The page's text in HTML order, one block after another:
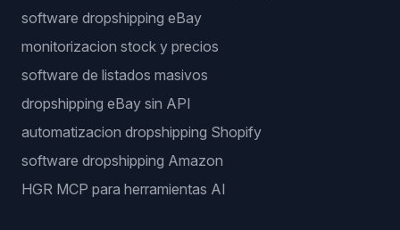
software dropshipping eBay
monitorizacion stock y precios
software de listados masivos
dropshipping eBay sin API
automatizacion dropshipping Shopify
software dropshipping Amazon
HGR MCP para herramientas AI